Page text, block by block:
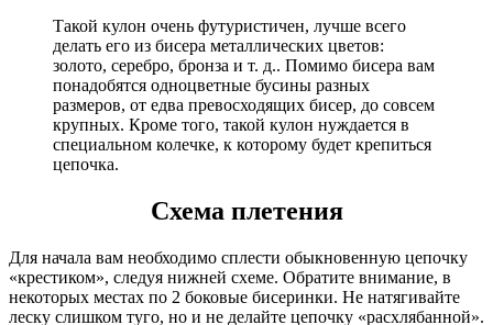
Такой кулон очень футуристичен, лучше всего
делать его из бисера металлических цветов:
золото, серебро, бронза и т. д.. Помимо бисера вам
понадобятся одноцветные бусины разных
размеров, от едва превосходящих бисер, до совсем
крупных. Кроме того, такой кулон нуждается в
специальном колечке, к которому будет крепиться
цепочка.
Схема плетения
Для начала вам необходимо сплести обыкновенную цепочку
«крестиком», следуя нижней схеме. Обратите внимание, в
некоторых местах по 2 боковые бисеринки. Не натягивайте
леску слишком туго, но и не делайте цепочку «расхлябанной».